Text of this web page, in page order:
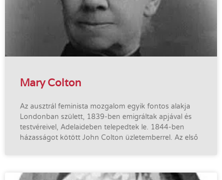
Mary Colton
Az ausztrál feminista mozgalom egyik fontos alakja
Londonban születt, 1839-ben emigráltak apjával és
testvéreivel, Adelaideben telepedtek le. 1844-ben
házasságot kötött John Colton üzletemberrel. Az első